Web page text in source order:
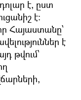
է, ըստ
է։
Հայաստանը՝
է
թվում՝